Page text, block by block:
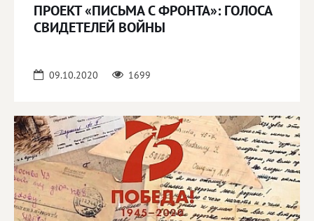
ПРОЕКТ «ПИСЬМА С ФРОНТА»: ГОЛОСА
СВИДЕТЕЛЕЙ ВОЙНЫ
09.10.2020 1699